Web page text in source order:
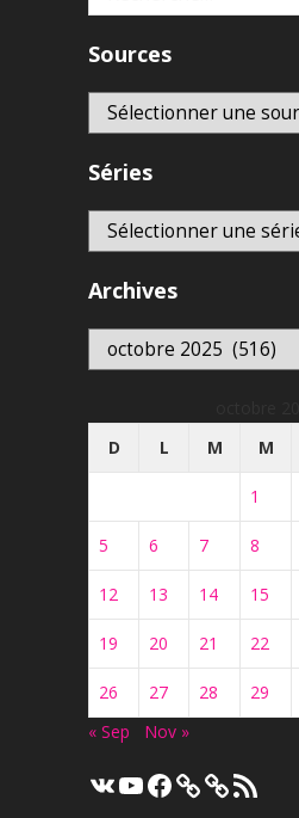
Sources
Séries
Archives
Archives
D
L M M
1
5 6 7 8
12 13 14 15
19 20 21 22
26 27 28 29
« Sep
Nov »
VK YouTube
Facebook Flux
RSS